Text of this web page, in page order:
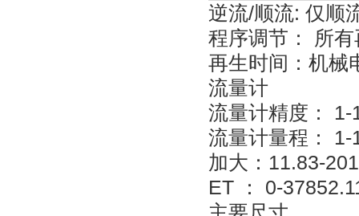
逆流/顺流: 仅顺
程序调节： 所
再生时间：机械
流量计
流量计精度：
流量计量程：
加大：11.83-
ET ： 0-